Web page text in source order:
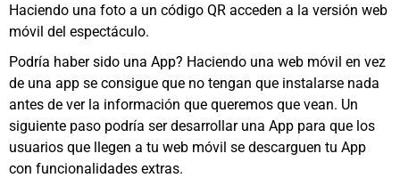
Haciendo una foto a un código QR acceden a la versión web
móvil del espectáculo.
Podría haber sido una App? Haciendo una web móvil en vez
de una app se consigue que no tengan que instalarse nada
antes de ver la información que queremos que vean. Un
siguiente paso podría ser desarrollar una App para que los
usuarios que llegen a tu web móvil se descarguen tu App
con funcionalidades extras.